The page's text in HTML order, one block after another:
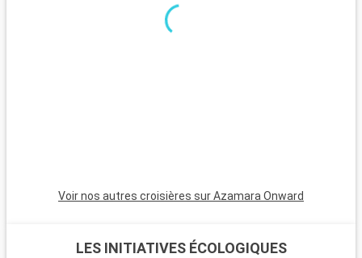
le Pirée, séduit par ses plages tranquilles, son temple d'Aphaïa
et ses marchés traditionnels.
Voir nos autres croisières sur Azamara Onward
LES INITIATIVES ÉCOLOGIQUES